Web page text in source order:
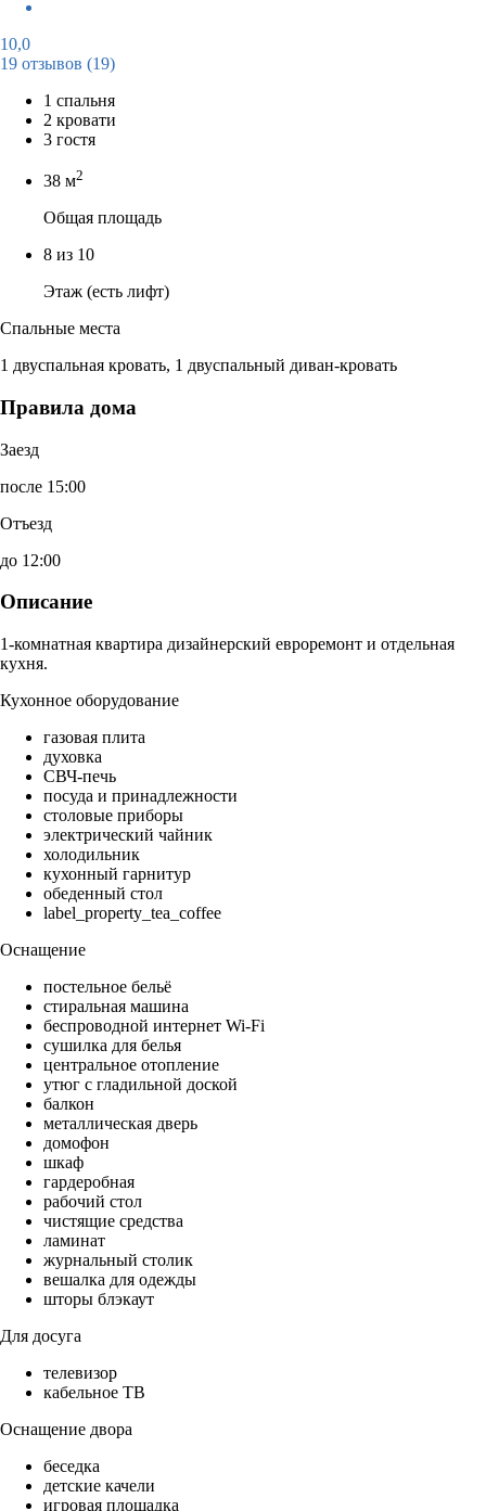
10,0
19 отзывов (19)
1 спальня
2 кровати
3 гостя
38 м2
Общая площадь
8 из 10
Этаж (есть лифт)
Спальные места
1 двуспальная кровать, 1 двуспальный диван-кровать
Правила дома
Заезд
после 15:00
Отъезд
до 12:00
Описание
1-комнатная квартира дизайнерский евроремонт и отдельная
кухня.
Кухонное оборудование
газовая плита
духовка
СВЧ-печь
посуда и принадлежности
столовые приборы
электрический чайник
холодильник
кухонный гарнитур
обеденный стол
label_property_tea_coffee
Оснащение
постельное бельё
стиральная машина
беспроводной интернет Wi-Fi
сушилка для белья
центральное отопление
утюг с гладильной доской
балкон
металлическая дверь
домофон
шкаф
гардеробная
рабочий стол
чистящие средства
ламинат
журнальный столик
вешалка для одежды
шторы блэкаут
Для досуга
телевизор
кабельное ТВ
Оснащение двора
беседка
детские качели
игровая площадка